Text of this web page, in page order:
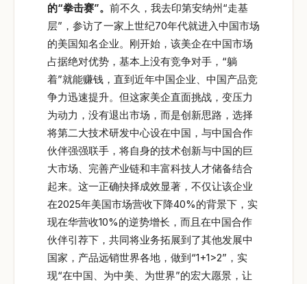
的“拳击赛”。 前不久，我去印第安纳州“走基
层”，参访了一家上世纪70年代就进入中国市场
的美国知名企业。刚开始，该美企在中国市场
占据绝对优势，基本上没有竞争对手，“躺
着”就能赚钱，直到近年中国企业、中国产品竞
争力迅速提升。但这家美企直面挑战，变压力
为动力，没有退出市场，而是创新思路，选择
将第二大技术研发中心设在中国，与中国合作
伙伴强强联手，将自身的技术创新与中国的巨
大市场、完善产业链和丰富科技人才储备结合
起来。这一正确抉择成效显著，不仅让该企业
在2025年美国市场营收下降40%的背景下，实
现在华营收10%的逆势增长，而且在中国合作
伙伴引荐下，共同将业务拓展到了其他发展中
国家，产品远销世界各地，做到“1+1>2”，实
现“在中国、为中美、为世界”的宏大愿景，让